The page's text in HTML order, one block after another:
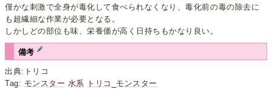
僅かな刺激で全身が毒化して食べられなくなり、毒化前の毒の除去に
も超繊細な作業が必要となる。
しかしどの部位も味、栄養価が高く日持ちもかなり良い。
備考
出典:トリコ
Tag: モンスター 水系 トリコ_モンスター